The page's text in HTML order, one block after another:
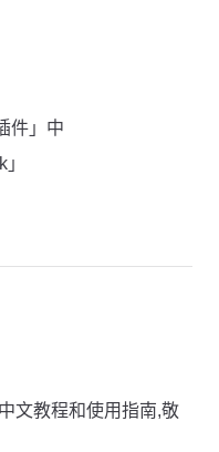
件」中
文教程和使用指南,敬